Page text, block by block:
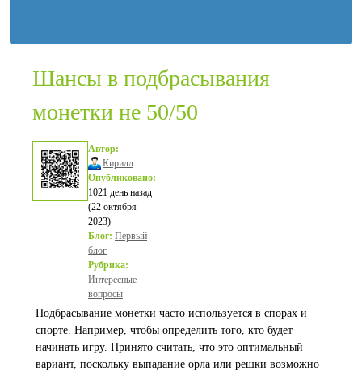
Шансы в подбрасывания
монетки не 50/50
Автор:
Кирилл
Опубликовано:
1021 день назад
(22 октября
2023)
Блог: Первый
блог
Рубрика:
Интересные
вопросы
Подбрасывание монетки часто используется в спорах и
спорте. Например, чтобы определить того, кто будет
начинать игру. Принято считать, что это оптимальный
вариант, поскольку выпадание орла или решки возможно